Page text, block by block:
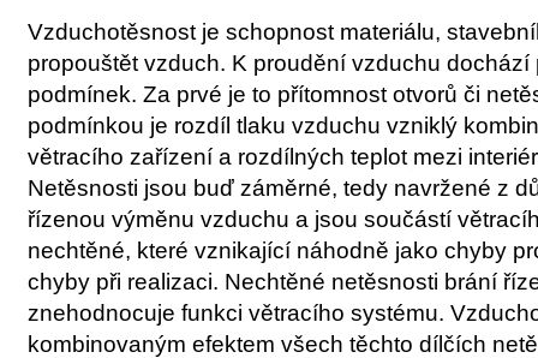
Vzduchotěsnost je schopnost materiálu,
propouštět vzduch. K proudění vzduchu dochází
podmínek. Za prvé je to přítomnost otvorů či
podmínkou je rozdíl tlaku vzduchu vzniklý
větracího zařízení a rozdílných teplot mezi
Netěsnosti jsou buď záměrné, tedy navržené z
řízenou výměnu vzduchu a jsou součástí
nechtěné, které vznikající náhodně jako chyby
chyby při realizaci. Nechtěné netěsnosti brání
znehodnocuje funkci větracího systému.
kombinovaným efektem všech těchto dílčích